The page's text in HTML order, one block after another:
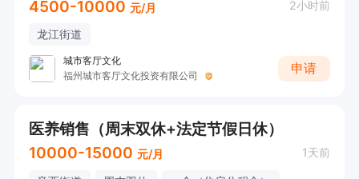
4500-10000 元/月 2小时前
龙江街道
城市客厅文化
福州城市客厅文化投资有限公司
申请
医养销售（周末双休+法定节假日休）
10000-15000 元/月 1天前